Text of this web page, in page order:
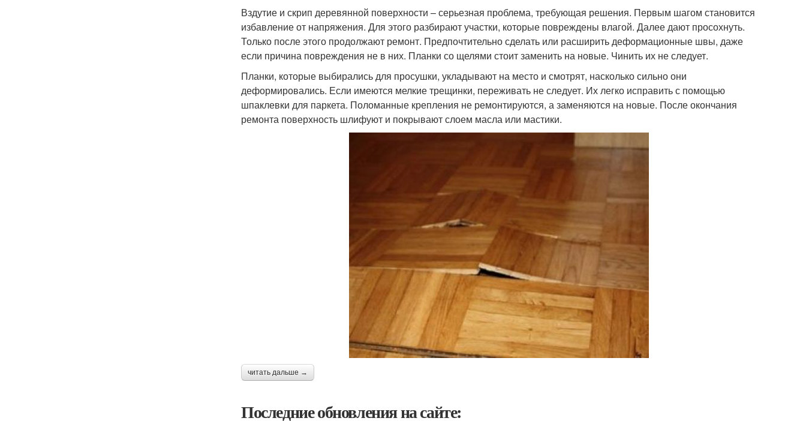
Вздутие и скрип деревянной поверхности – серьезная проблема, требующая решения. Первым шагом становится
избавление от напряжения. Для этого разбирают участки, которые повреждены влагой. Далее дают просохнуть.
Только после этого продолжают ремонт. Предпочтительно сделать или расширить деформационные швы, даже
если причина повреждения не в них. Планки со щелями стоит заменить на новые. Чинить их не следует.
Планки, которые выбирались для просушки, укладывают на место и смотрят, насколько сильно они
деформировались. Если имеются мелкие трещинки, переживать не следует. Их легко исправить с помощью
шпаклевки для паркета. Поломанные крепления не ремонтируются, а заменяются на новые. После окончания
ремонта поверхность шлифуют и покрывают слоем масла или мастики.
читать дальше →
Последние обновления на сайте: